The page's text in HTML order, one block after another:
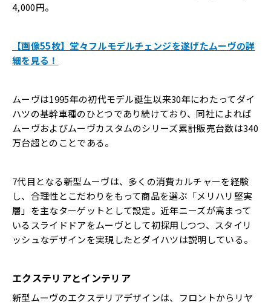
4,000円。
【画像55枚】堂々フルモデルチェンジを遂げたムーヴの詳
細を見る！
ムーヴは1995年の初代モデル誕生以来30年にわたってダイ
ハツの基幹車種のひとつであり続けており、同社によれば
ムーヴおよびムーヴカスタムのシリーズ累計販売台数は340
万台超とのことである。
7代目となる新型ムーヴは、多くの消費カルチャーを経験
し、合理性とこだわりをもって商品を選ぶ「メリハリ堅実
層」を主なターゲットとして設定。近年ニーズが高まって
いるスライドドアをムーヴとして初採用しつつ、スタイリ
ッシュなデザインを実現したとダイハツは説明している。
エクステリアとインテリア
新型ムーヴのエクステリアデザインは、フロントからリヤ